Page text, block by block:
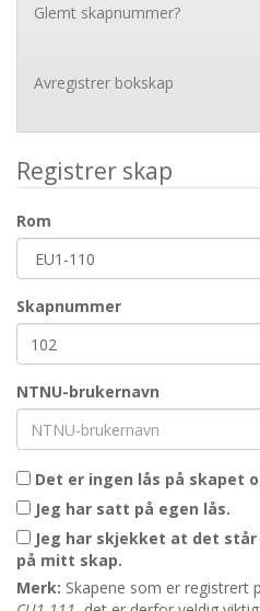
Glemt skapnummer?
Avregistrer bokskap
Registrer skap
Rom
Skapnummer
NTNU-brukernavn
Det er ingen lås på skapet
Jeg har satt på egen lås.
på mitt skap.
Merk: Skapene som er registrert